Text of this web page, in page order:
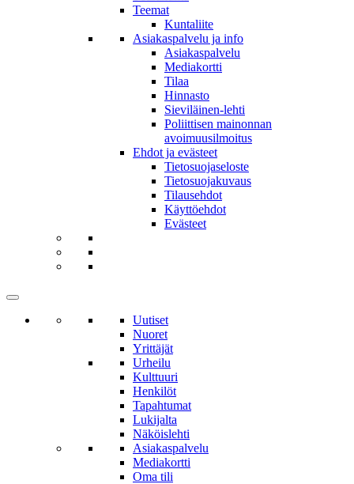
Teemat
Kuntaliite
Asiakaspalvelu ja info
Asiakaspalvelu
Mediakortti
Tilaa
Hinnasto
Sieviläinen-lehti
Poliittisen mainonnan
avoimuusilmoitus
Ehdot ja evästeet
Tietosuojaseloste
Tietosuojakuvaus
Tilausehdot
Käyttöehdot
Evästeet
Uutiset
Nuoret
Yrittäjät
Urheilu
Kulttuuri
Henkilöt
Tapahtumat
Lukijalta
Näköislehti
Asiakaspalvelu
Mediakortti
Oma tili